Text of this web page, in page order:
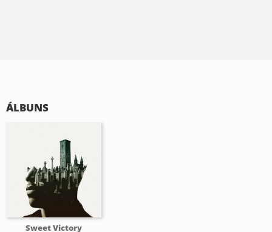
ÁLBUNS
Sweet Victory